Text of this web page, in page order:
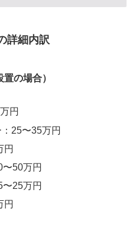
詳細内訳
の場合）
円
25〜35万円
円
50万円
25万円
円